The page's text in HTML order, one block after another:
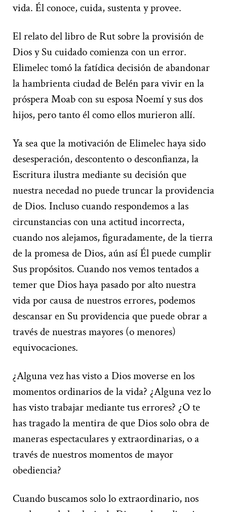
vida. Él conoce, cuida, sustenta y provee.
El relato del libro de Rut sobre la provisión de
Dios y Su cuidado comienza con un error.
Elimelec tomó la fatídica decisión de abandonar
la hambrienta ciudad de Belén para vivir en la
próspera Moab con su esposa Noemí y sus dos
hijos, pero tanto él como ellos murieron allí.
Ya sea que la motivación de Elimelec haya sido
desesperación, descontento o desconfianza, la
Escritura ilustra mediante su decisión que
nuestra necedad no puede truncar la providencia
de Dios. Incluso cuando respondemos a las
circunstancias con una actitud incorrecta,
cuando nos alejamos, figuradamente, de la tierra
de la promesa de Dios, aún así Él puede cumplir
Sus propósitos. Cuando nos vemos tentados a
temer que Dios haya pasado por alto nuestra
vida por causa de nuestros errores, podemos
descansar en Su providencia que puede obrar a
través de nuestras mayores (o menores)
equivocaciones.
¿Alguna vez has visto a Dios moverse en los
momentos ordinarios de la vida? ¿Alguna vez lo
has visto trabajar mediante tus errores? ¿O te
has tragado la mentira de que Dios solo obra de
maneras espectaculares y extraordinarias, o a
través de nuestros momentos de mayor
obediencia?
Cuando buscamos solo lo extraordinario, nos